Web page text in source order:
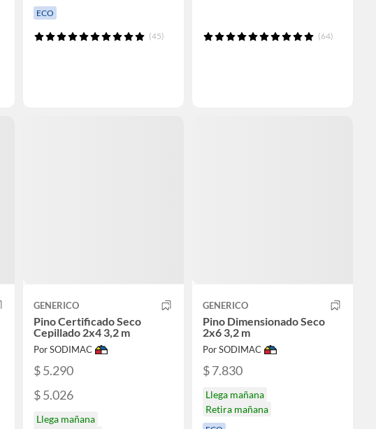
ECO
(45) (64)
GENERICO
Pino Certificado Seco
Cepillado 2x4 3,2 m
Por SODIMAC
$ 5.290
$ 5.026
Llega mañana
GENERICO
Pino Dimensionado Seco
2x6 3,2 m
Por SODIMAC
$ 7.830
Llega mañana
Retira mañana